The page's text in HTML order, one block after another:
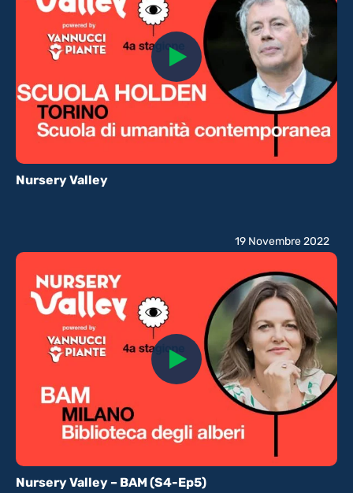
Nursery Valley
Nursery Valley – BAM (S4-Ep5)
19 Novembre 2022